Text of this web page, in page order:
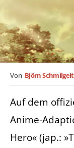
Von Björn Schmilgeit
Auf dem
Anime-
Hero« (jap.: